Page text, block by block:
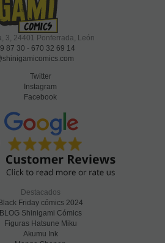
3, 24401 Ponferrada, León
87 30 - 670 32 69 14
Twitter
Instagram
Facebook
Destacados
Black Friday cómics 2024
BLOG Shinigami Cómics
Figuras Hatsune Miku
Akumu Ink